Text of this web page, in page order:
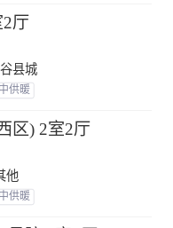
2厅
县城
供暖
区) 2室2厅
他
供暖